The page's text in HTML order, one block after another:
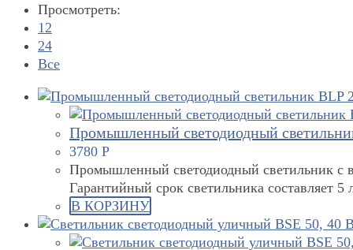
Просмотреть:
12
24
Все
Промышленный светодиодный
3780 Р
Промышленный светодиодный светильник с
Гарантийный срок светильника составляет 5
В КОРЗИНУ